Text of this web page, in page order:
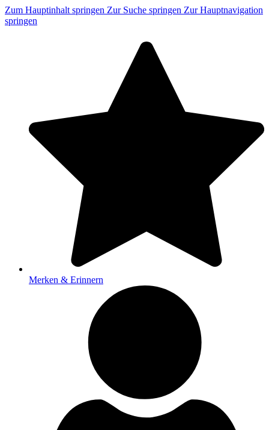
Zum Hauptinhalt springen Zur Suche springen Zur Hauptnavigation
springen
Merken & Erinnern